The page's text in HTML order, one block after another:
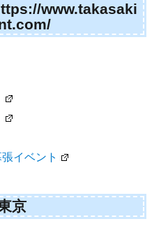
www.takasaki
イベント
京